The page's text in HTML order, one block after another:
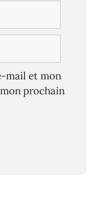
mail et mon
prochain